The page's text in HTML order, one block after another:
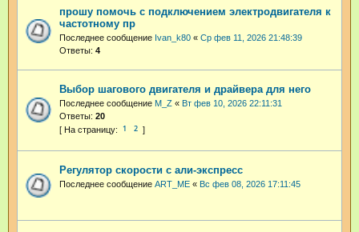
прошу помочь с подключением электродвигателя к
частотному пр
Последнее сообщение Ivan_k80 « Ср фев 11, 2026 21:48:39
Ответы: 4
Выбор шагового двигателя и драйвера для него
Последнее сообщение M_Z « Вт фев 10, 2026 22:11:31
Ответы: 20
1 2
Регулятор скорости с али-экспресс
Последнее сообщение ART_ME « Вс фев 08, 2026 17:11:45